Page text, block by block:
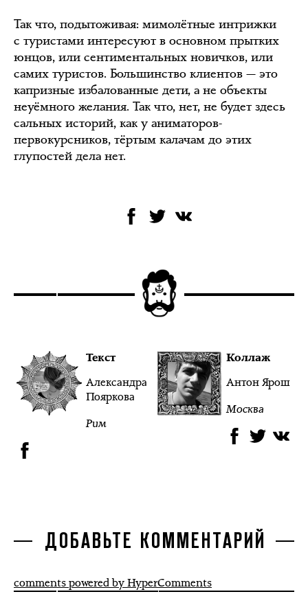
Так что, подытоживая: мимолётные интрижки
с туристами интересуют в основном прытких
юнцов, или сентиментальных новичков, или
самих туристов. Большинство клиентов — это
капризные избалованные дети, а не объекты
неуёмного желания. Так что, нет, не будет здесь
сальных историй, как у аниматоров-
первокурсников, тёртым калачам до этих
глупостей дела нет.
Текст
Александра
Пояркова
Рим
Коллаж
Антон Ярош
Москва
ДОБАВЬТЕ КОММЕНТАРИЙ
comments powered by HyperComments